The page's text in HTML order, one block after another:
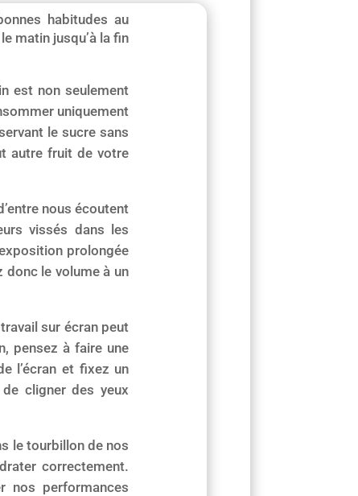
habitudes au
matin jusqu’à la fin
est non seulement
uniquement
le sucre sans
autre fruit de votre
nous écoutent
vissés dans les
prolongée
le volume à un
sur écran peut
pensez à faire une
l’écran et fixez un
cligner des yeux
le tourbillon de nos
correctement.
nos performances